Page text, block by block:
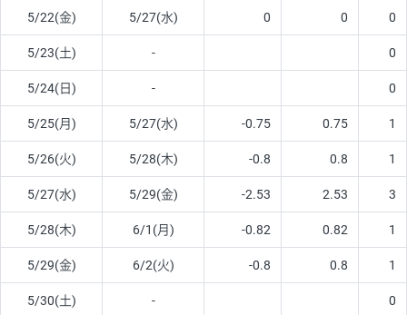
5/22(金) 5/27(水) 0 0 0
5/23(土) - 0
5/24(日) - 0
5/25(月) 5/27(水) -0.75 0.75 1
5/26(火) 5/28(木) -0.8 0.8 1
5/27(水) 5/29(金) -2.53 2.53 3
5/28(木) 6/1(月) -0.82 0.82 1
5/29(金) 6/2(火) -0.8 0.8 1
5/30(土) - 0